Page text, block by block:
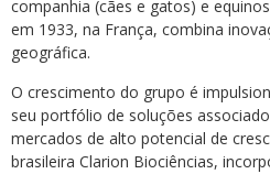
companhia (cães e gatos) e
em 1933, na França, combina
geográfica.
O crescimento do grupo é
seu portfólio de soluções
mercados de alto potencial de
brasileira Clarion Biociências,